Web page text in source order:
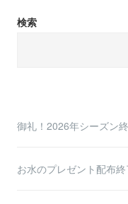
検索
御礼！2026年シーズン
お水のプレゼント配布